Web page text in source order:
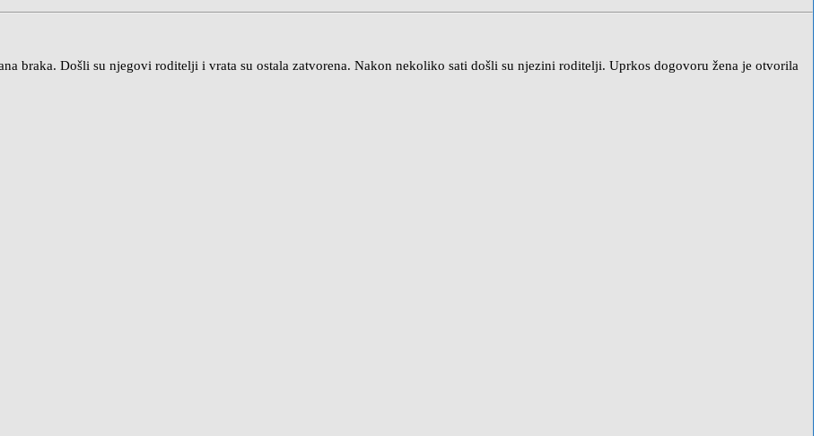
braka. Došli su njegovi roditelji i vrata su ostala zatvorena. Nakon nekoliko sati došli su njezini roditelji. Uprkos dogovoru žena je otvorila